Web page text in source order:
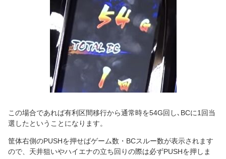
この場合であれば有利区間移行から通常時を54G回し､BCに1回当
選したということになります。
筐体右側のPUSHを押せばゲーム数・BCスルー数が表示されます
ので、天井狙いやハイエナの立ち回りの際は必ずPUSHを押しま